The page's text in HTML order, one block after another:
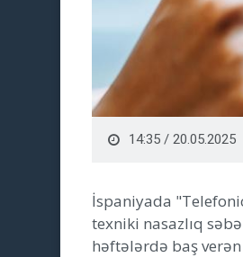
14:35 / 20.05.2025
İspaniyada
texniki nasazlıq
həftələrdə baş